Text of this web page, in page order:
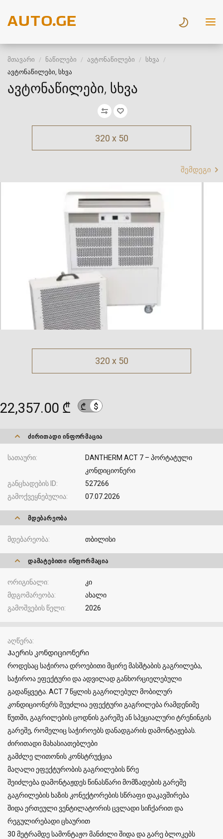
მთავარი ნაწილები ავტონაწილები
სხვა
ავტონაწილები, სხვა
ავტონაწილები, სხვა
320 x 50
შემდეგი
320 x 50
22,357.00 ₾ ₾ $
ᲫᲘᲠᲘᲗᲐᲓᲘ ᲘᲜᲤᲝᲠᲛᲐᲪᲘᲐ
სათაური
DANTHERM ACT 7 – პორტატული
კონდიციონერი
განცხადების ID
527266
გამოქვეყნებულია
07.07.2026
ᲛᲓᲔᲑᲐᲠᲔᲝᲑᲐ
მდებარეობა თბილისი
ᲓᲐᲛᲐᲢᲔᲑᲘᲗᲘ ᲘᲜᲤᲝᲠᲛᲐᲪᲘᲐ
ორიგინალი
კი
მდგომარეობა
ახალი
გამოშვების წელი
2026
აღწერა
Ჰაერის კონდიციონერი
როდესაც საჭიროა დროებითი მცირე მასშტაბის გაგრილება,
საჭიროა ეფექტური და ადვილად განხორციელებული
გადაწყვეტა. ACT 7 წყლის გაგრილებულ მობილურ
კონდიციონერს შეუძლია ეფექტური გაგრილება რამდენიმე
წუთში, გაგრილების ცოდნის გარეშე ან სპეციალური ტრენინგის
გარეშე, რომელიც საჭიროებს დანადგარის დამონტაჟებას.
ძირითადი მახასიათებლები
გამძლე ლითონის კონსტრუქცია
მაღალი ეფექტურობის გაგრილების წრე
შეიძლება დამონტაჟდეს წინასწარი მომზადების გარეშე
გაგრილების ხაზის კონექტორების სწრაფი დაკავშირება
შიდა ერთეული ვენტილატორის ცვლადი სიჩქარით და
რეგულირებადი ცხაურით
30 მეტრამდე სამონტაჟო მანძილი შიდა და გარე ბლოკებს